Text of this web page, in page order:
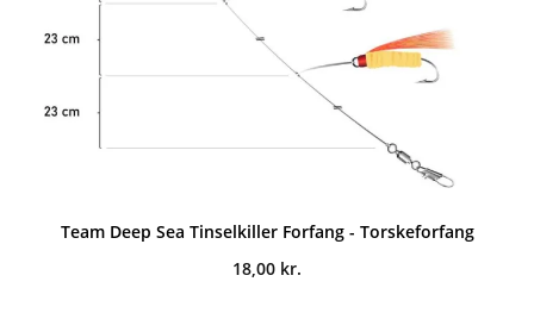
Team Deep Sea Tinselkiller Forfang - Torskeforfang
18,00 kr.